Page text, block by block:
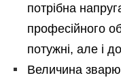
потрібна
професійного
потужні, але і
Величина